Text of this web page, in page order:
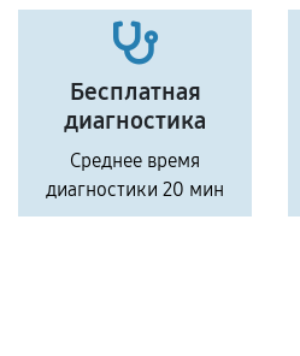
Бесплатная
диагностика
Среднее время
диагностики 20 мин